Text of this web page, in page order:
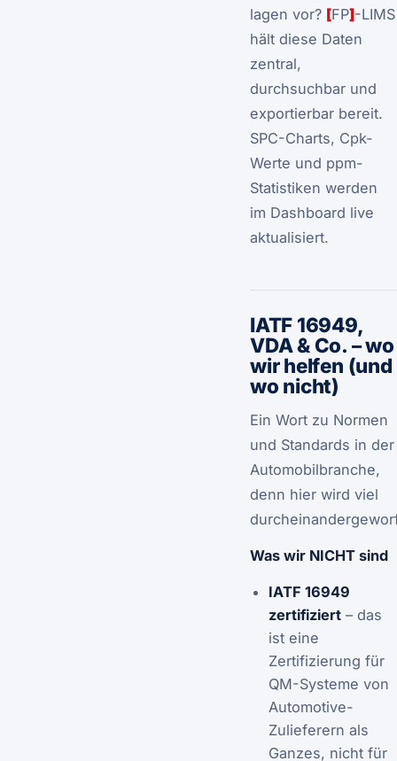
lagen vor? [FP]-LIMS
hält diese Daten
zentral,
durchsuchbar und
exportierbar bereit.
SPC-Charts, Cpk-
Werte und ppm-
Statistiken werden
im Dashboard live
aktualisiert.
IATF 16949,
VDA & Co. – wo
wir helfen (und
wo nicht)
Ein Wort zu Normen
und Standards in der
Automobilbranche,
denn hier wird viel
Was wir NICHT sind
IATF 16949
zertifiziert– das
ist eine
Zertifizierung für
QM-Systeme von
Automotive-
Zulieferern als
Ganzes, nicht für